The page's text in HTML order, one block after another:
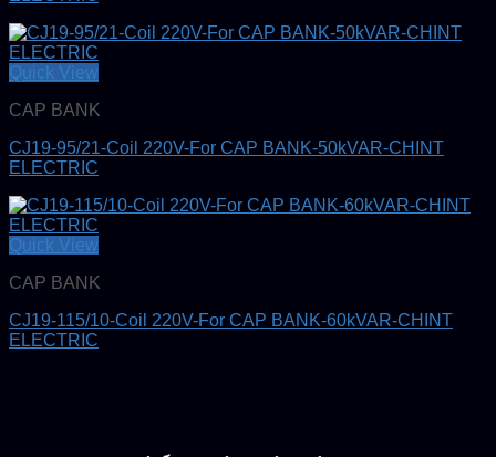
Quick View
CAP BANK
CJ19-95/21-Coil 220V-For CAP BANK-50kVAR-CHINT
ELECTRIC
Quick View
CAP BANK
CJ19-115/10-Coil 220V-For CAP BANK-60kVAR-CHINT
ELECTRIC